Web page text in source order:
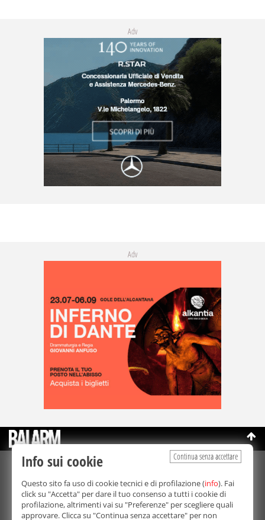
Adv
Adv
©Copyright 2003-2026
Bmedia Srl
- P.IVA 07064240828
La riproduzione totale o parziale di tutti i contenuti, in qualunque
forma, su qualsiasi supporto è proibita.
Balarm.it è una testata giornalistica registrata. Autorizzazione del
Tribunale di Palermo n° 32 del 21/10/2003
Continua senza accettare
Info sui cookie
Questo sito fa uso di cookie tecnici e di profilazione (info). Fai
click su "Accetta" per dare il tuo consenso a tutti i cookie di
profilazione, altrimenti vai su "Preferenze" per scegliere quali
approvare. Clicca su "Continua senza accettare" per non